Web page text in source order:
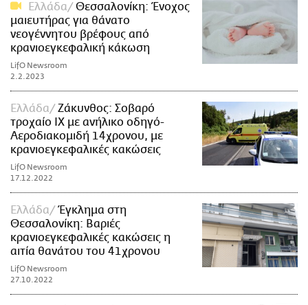
Ελλάδα
Θεσσαλονίκη: Ένοχος
μαιευτήρας για θάνατο
νεογέννητου βρέφους από
κρανιοεγκεφαλική κάκωση
LifO Newsroom
2.2.2023
Ελλάδα
Ζάκυνθος: Σοβαρό
τροχαίο ΙΧ με ανήλικο οδηγό-
Αεροδιακομιδή 14χρονου, με
κρανιοεγκεφαλικές κακώσεις
LifO Newsroom
17.12.2022
Ελλάδα
Έγκλημα στη
Θεσσαλονίκη: Βαριές
κρανιοεγκεφαλικές κακώσεις η
αιτία θανάτου του 41χρονου
LifO Newsroom
27.10.2022